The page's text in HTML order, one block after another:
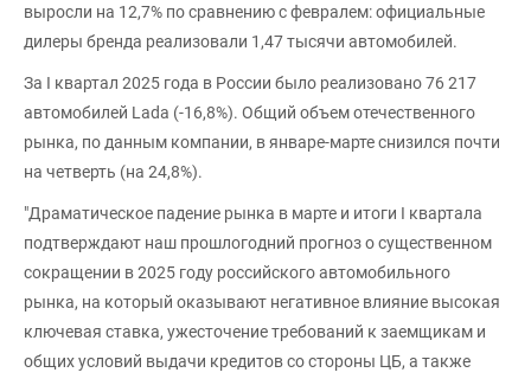
выросли на 12,7% по сравнению с февралем: официальные
дилеры бренда реализовали 1,47 тысячи автомобилей.
За I квартал 2025 года в России было реализовано 76 217
автомобилей Lada (-16,8%). Общий объем отечественного
рынка, по данным компании, в январе-марте снизился почти
на четверть (на 24,8%).
"Драматическое падение рынка в марте и итоги I квартала
подтверждают наш прошлогодний прогноз о существенном
сокращении в 2025 году российского автомобильного
рынка, на который оказывают негативное влияние высокая
ключевая ставка, ужесточение требований к заемщикам и
общих условий выдачи кредитов со стороны ЦБ, а также